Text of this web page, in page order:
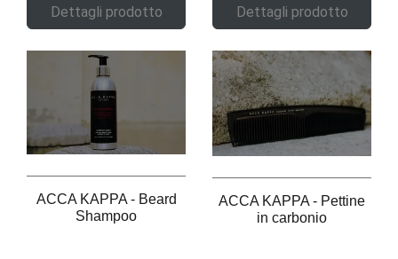
Dettagli prodotto Dettagli prodotto
ACCA KAPPA - Beard
Shampoo
ACCA KAPPA - Pettine
in carbonio